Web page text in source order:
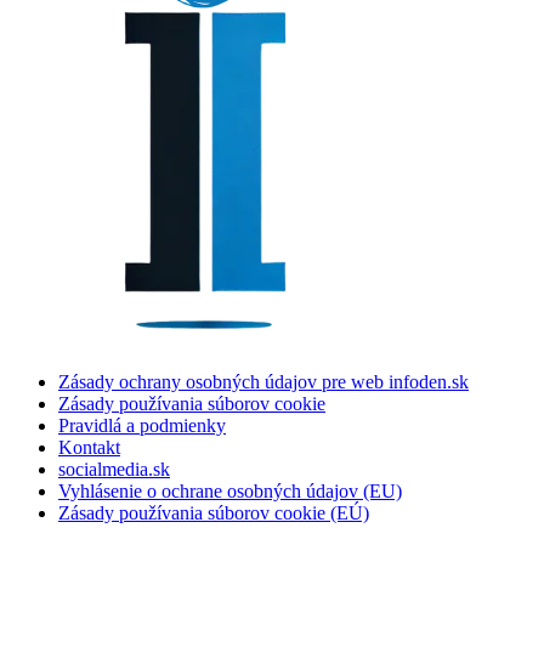
Zásady ochrany osobných údajov pre web infoden.sk
Zásady používania súborov cookie
Pravidlá a podmienky
Kontakt
socialmedia.sk
Vyhlásenie o ochrane osobných údajov (EU)
Zásady používania súborov cookie (EÚ)